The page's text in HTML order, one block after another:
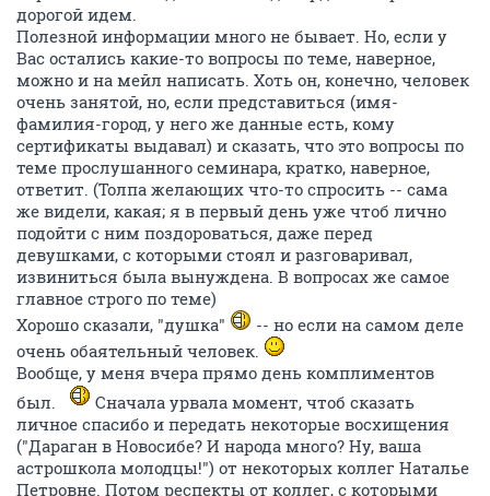
дорогой идем.
Полезной информации много не бывает. Но, если у
Вас остались какие-то вопросы по теме, наверное,
можно и на мейл написать. Хоть он, конечно, человек
очень занятой, но, если представиться (имя-
фамилия-город, у него же данные есть, кому
сертификаты выдавал) и сказать, что это вопросы по
теме прослушанного семинара, кратко, наверное,
ответит. (Толпа желающих что-то спросить -- сама
же видели, какая; я в первый день уже чтоб лично
подойти с ним поздороваться, даже перед
девушками, с которыми стоял и разговаривал,
извиниться была вынуждена. В вопросах же самое
главное строго по теме)
Хорошо сказали, "душка"
-- но если на самом деле
очень обаятельный человек.
Вообще, у меня вчера прямо день комплиментов
был.
Сначала урвала момент, чтоб сказать
личное спасибо и передать некоторые восхищения
("Дараган в Новосибе? И народа много? Ну, ваша
астрошкола молодцы!") от некоторых коллег Наталье
Петровне. Потом респекты от коллег, с которыми